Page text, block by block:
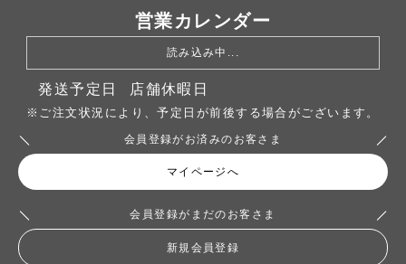
営業カレンダー
読み込み中...
発送予定日 店舗休暇日
※ご注文状況により、予定日が前後する場合がございます。
会員登録がお済みのお客さま
マイページへ
会員登録がまだのお客さま
新規会員登録